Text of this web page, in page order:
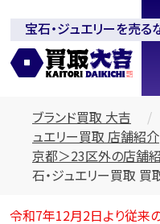
全国2200店舗以上展開
吉」
宝石・ジュエリーを売る
ブランド買取 大吉
ュエリー買取 店舗紹介
京都＞23区外の店舗
石・ジュエリー買取
令和7年12月2日より従来